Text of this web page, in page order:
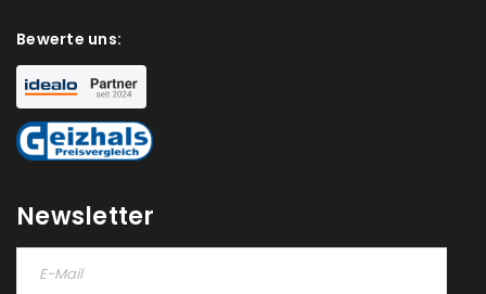
ANMELDEN
Benutzername oder E-Mail-Adresse
Bewerte uns:
Newsletter